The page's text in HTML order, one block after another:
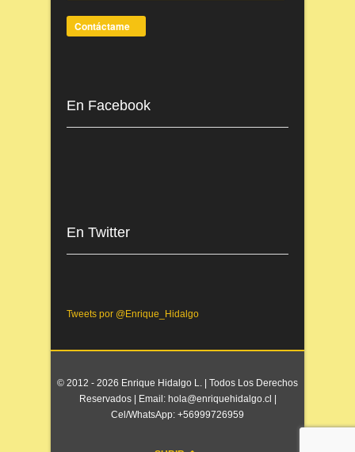
En Facebook
En Twitter
Tweets por @Enrique_Hidalgo
© 2012 - 2026 Enrique Hidalgo L. | Todos Los Derechos
Reservados | Email: hola@enriquehidalgo.cl |
Cel/WhatsApp: +56999726959